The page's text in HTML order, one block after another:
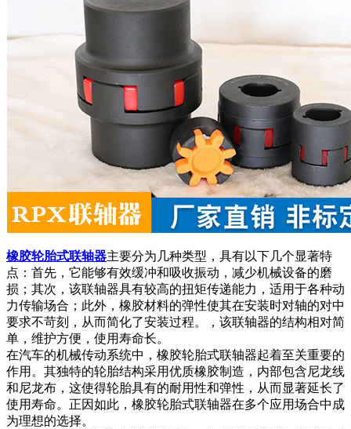
橡胶轮胎式联轴器主要分为几种类型，具有以下几个显著特
点：首先，它能够有效缓冲和吸收振动，减少机械设备的磨
损；其次，该联轴器具有较高的扭矩传递能力，适用于各种动
力传输场合；此外，橡胶材料的弹性使其在安装时对轴的对中
要求不苛刻，从而简化了安装过程。，该联轴器的结构相对简
单，维护方便，使用寿命长。
在汽车的机械传动系统中，橡胶轮胎式联轴器起着至关重要的
作用。其独特的轮胎结构采用优质橡胶制造，内部包含尼龙线
和尼龙布，这使得轮胎具有的耐用性和弹性，从而显著延长了
使用寿命。正因如此，橡胶轮胎式联轴器在多个应用场合中成
为理想的选择。